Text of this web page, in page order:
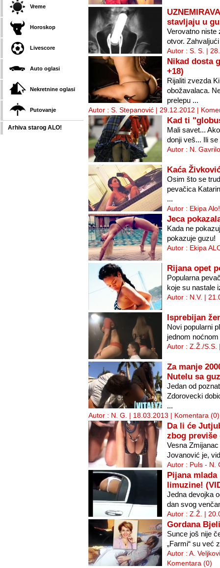
Vreme
Horoskop
Livescore
Auto oglasi
Nekretnine oglasi
Putovanje
Arhiva starog ALO!
stavljaju u
Verovatno niste
otvor.
Autor : S. S. |
Nikad dosta
+18)
Rijaliti zvezda
obožavalaca.
prelepu ...
Autor : S. Stepanović | 29.12.2012 |
Kad ti
Mali savet...
donji veš... Ili
Autor : N.
Kaća
Osim što se
pevačica
...
Autor : Ekipa
Jeca
Kada ne
pokazuje guzu!
Autor : Ekipa
Rijana opet
Popularna
koje su nastale
Autor : N.V. |
Isprebijan
Novi popularni
jednom
Autor : Z.Ž./
Za manje
Nutelu sa
Jedan od
Zdorovecki
...
Autor : N. G. | 18.03.2013 | Komentara (0)
Da li će
zbog previše
Vesna
Jovanović je,
Autor : Puls - N.
Pijana
limuzine!
Jedna devojka
dan svog
Autor : Z.Ž. |
Gordana
Sunce još nije
„Farmi“ su već
Autor : A.
Komentara (0)